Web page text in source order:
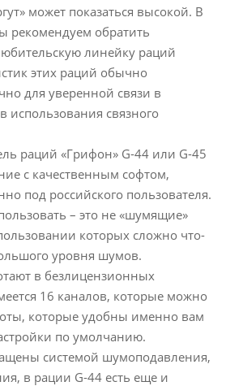
может показаться высокой. В
рекомендуем обратить
линейку раций
этих раций обычно
для уверенной связи в
использования связного
раций «Грифон» G-44 или G-45
с качественным софтом,
под российского пользователя.
– это не «шумящие»
которых сложно что-
уровня шумов.
в безлицензионных
16 каналов, которые можно
которые удобны именно вам
по умолчанию.
системой шумоподавления,
в рации G-44 есть еще и